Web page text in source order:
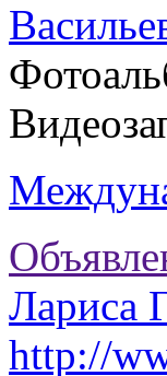
Лариса
http://